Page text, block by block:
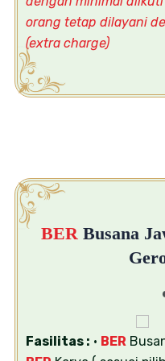
orang tetap dilayani
(extra charge)
BER Busana
Fasilitas : • BER